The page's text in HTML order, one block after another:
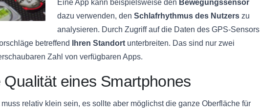
Eine App kann beispielsweise den Bewegungssensor
dazu verwenden, den Schlafrhythmus des Nutzers zu
analysieren. Durch Zugriff auf die Daten des GPS-Sensors
betreffend
Ihren Standort unterbreiten. Das sind nur zwei
Zahl von verfügbaren Apps.
eines Smartphones
muss relativ klein sein, es sollte aber möglichst die ganze Oberfläche für